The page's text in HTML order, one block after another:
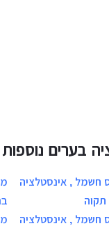
בערים נוספות
חשמל , אינסטלציה
חשמל , אינסטלציה